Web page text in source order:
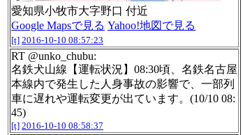
愛知県小牧市大字野口 付近
Google Mapsで見る Yahoo!地図で見る
[t] 2016-10-10 08:57:23
RT @unko_chubu:
名鉄犬山線【運転状況】08:30頃、名鉄名古屋
本線内で発生した人身事故の影響で、一部列
車に遅れや運転変更が出ています。(10/10 08:
45)
[t] 2016-10-10 08:58:37